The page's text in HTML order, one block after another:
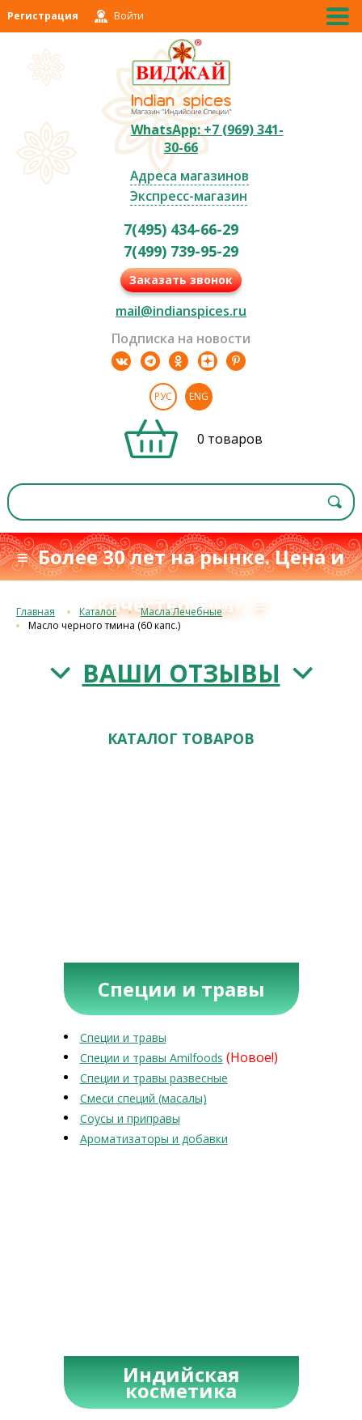
Регистрация Войти
WhatsApp: +7 (969) 341-
30-66
Адреса магазинов
Экспресс-магазин
7(495) 434-66-29
7(499) 739-95-29
Заказать звонок
mail@indianspices.ru
Подписка на новости
РУС ENG
0 товаров
≡ Более 30 лет на рынке. Цена и
качествос 1993 г. ≡
Главная Каталог
Масла Лечебные
Масло черного тмина (60 капс.)
ВАШИ ОТЗЫВЫ
КАТАЛОГ ТОВАРОВ
Специи и травы
Специи и травы
Специи и травы Amilfoods (Новое!)
Специи и травы развесные
Смеси специй (масалы)
Соусы и приправы
Ароматизаторы и добавки
Индийская
косметика